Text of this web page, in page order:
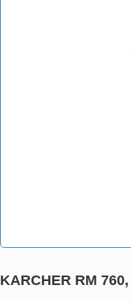
KARCHER RM